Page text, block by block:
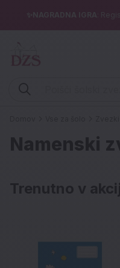
✨NAGRADNA IGRA :
Vpišite iskalni niz
Namenski
Trenutno v